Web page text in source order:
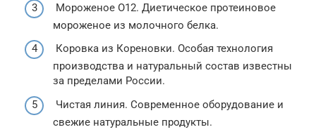
Мороженое O12. Диетическое протеиновое
мороженое из молочного белка.
Коровка из Кореновки. Особая технология
производства и натуральный состав известны
за пределами России.
Чистая линия. Современное оборудование и
свежие натуральные продукты.